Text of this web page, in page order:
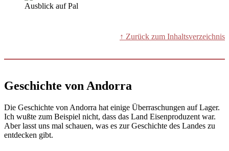
Ausblick auf Pal
↑ Zurück zum Inhaltsverzeichnis
Geschichte von Andorra
Die Geschichte von Andorra hat einige Überraschungen auf Lager.
Ich wußte zum Beispiel nicht, dass das Land Eisenproduzent war.
Aber lasst uns mal schauen, was es zur Geschichte des Landes zu
entdecken gibt.